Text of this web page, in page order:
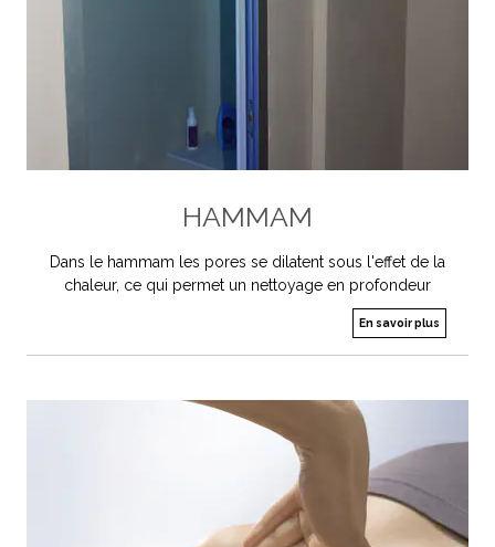
HAMMAM
Dans le hammam les pores se dilatent sous l'effet de la
chaleur, ce qui permet un nettoyage en profondeur
En savoir plus